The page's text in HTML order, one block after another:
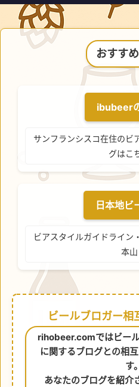
おすす
ibubeer
サンフランシスコ在住のビ
グはこ
日本地ビ
ビアスタイルガイドライン
本山
ビールブロガー相
rihobeer.comではビー
に関するブログとの相
す。
あなたのブログを紹介